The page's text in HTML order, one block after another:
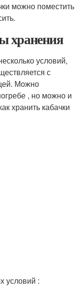
можно поместить
хранения
условий,
с
Можно
, но можно и
хранить кабачки
условий :